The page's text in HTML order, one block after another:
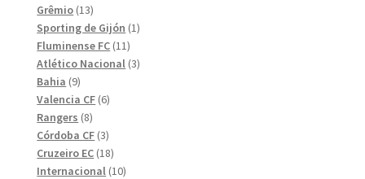
Grêmio 1313
produkter
Sporting de Gijón 11
Fluminense FC 1111
produkter
Atlético Nacional 33
Bahia 99
produkter
Valencia CF 66
Rangers 88
produkter
Córdoba CF 33
produkter
Cruzeiro EC 1818
produkter
Internacional 1010